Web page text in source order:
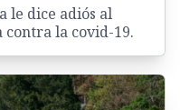
le dice adiós al
la covid-19.